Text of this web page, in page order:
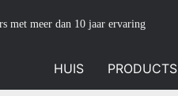
met meer dan 10 jaar ervaring
HUIS PRODUCTS